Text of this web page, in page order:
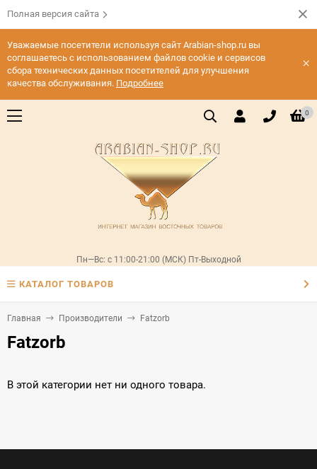
Полная версия сайта
Уважаемые посетители используя сайт Arabian-shop.ru вы
соглашаетесь с использованием файлов cookie и сервисов
сбора технических данных посетителей для улучшения
качества обслуживания. Подробнее
×
0
Пн—Вс: с 11:00-21:00 (МСК) Пт-Выходной
КАТАЛОГ ТОВАРОВ
Главная Производители Fatzorb
Fatzorb
В этой категории нет ни одного товара.